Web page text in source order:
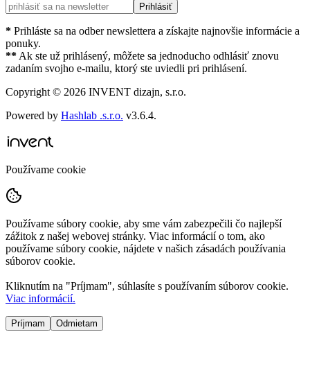
Prihlásiť
* Prihláste sa na odber newslettera a získajte najnovšie informácie a
ponuky.
** Ak ste už prihlásený, môžete sa jednoducho odhlásiť znovu
zadaním svojho e-mailu, ktorý ste uviedli pri prihlásení.
Copyright © 2026 INVENT dizajn, s.r.o.
Powered by Hashlab .s.r.o. v3.6.4.
Používame cookie
Používame súbory cookie, aby sme vám zabezpečili čo najlepší
zážitok z našej webovej stránky. Viac informácií o tom, ako
používame súbory cookie, nájdete v našich zásadách používania
súborov cookie.
Kliknutím na "Príjmam", súhlasíte s používaním súborov cookie.
Viac informácií.
Príjmam Odmietam